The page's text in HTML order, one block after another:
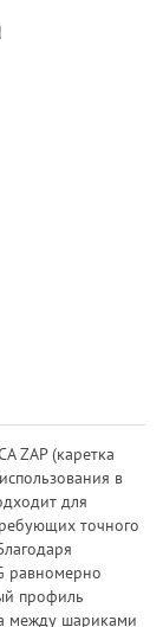
ZAP (каретка
в
для
точного
равномерно
профиль
между шариками